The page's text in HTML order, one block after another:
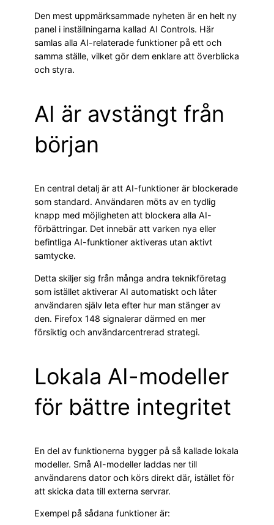
Den mest uppmärksammade nyheten är en helt ny
panel i inställningarna kallad AI Controls. Här
samlas alla AI-relaterade funktioner på ett och
samma ställe, vilket gör dem enklare att överblicka
och styra.
AI är avstängt från
början
En central detalj är att AI-funktioner är blockerade
som standard. Användaren möts av en tydlig
knapp med möjligheten att blockera alla AI-
förbättringar. Det innebär att varken nya eller
befintliga AI-funktioner aktiveras utan aktivt
samtycke.
Detta skiljer sig från många andra teknikföretag
som istället aktiverar AI automatiskt och låter
användaren själv leta efter hur man stänger av
den. Firefox 148 signalerar därmed en mer
försiktig och användarcentrerad strategi.
Lokala AI-modeller
för bättre integritet
En del av funktionerna bygger på så kallade lokala
modeller. Små AI-modeller laddas ner till
användarens dator och körs direkt där, istället för
att skicka data till externa servrar.
Exempel på sådana funktioner är: